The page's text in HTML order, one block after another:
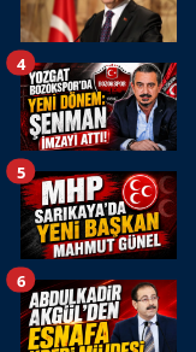
4
5
6